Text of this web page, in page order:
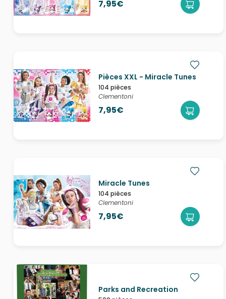
7,95€
Pièces XXL - Miracle Tunes
104 pièces
Clementoni
7,95€
Miracle Tunes
104 pièces
Clementoni
7,95€
Parks and Recreation